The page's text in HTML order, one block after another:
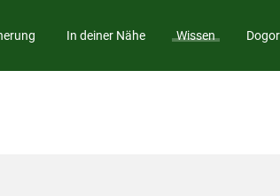
In deiner Nähe Wissen